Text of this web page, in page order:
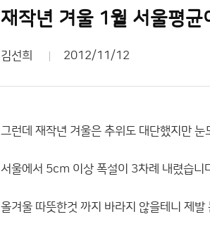
재작년 겨울 1월 서울평균
김선희 2012/11/12
그런데 재작년 겨울은 추위도 대단했지만 눈
서울에서 5cm 이상 폭설이 3차례 내렸습니
올겨울 따뜻한것 까지 바라지 않을테니 제발